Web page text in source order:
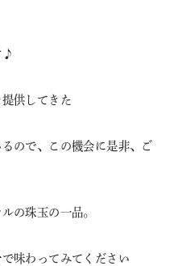
♪
供してきた
ので、この機会に是非、ご
の珠玉の一品。
味わってみてください